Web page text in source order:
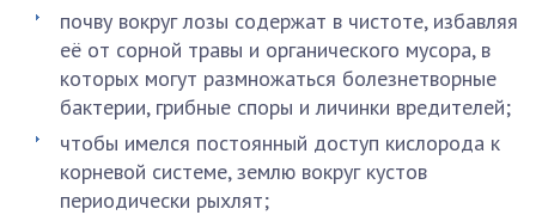
почву вокруг лозы содержат в чистоте, избавляя
её от сорной травы и органического мусора, в
которых могут размножаться болезнетворные
бактерии, грибные споры и личинки вредителей;
чтобы имелся постоянный доступ кислорода к
корневой системе, землю вокруг кустов
периодически рыхлят;